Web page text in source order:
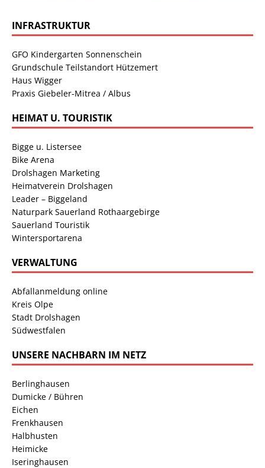
INFRASTRUKTUR
GFO Kindergarten Sonnenschein
Grundschule Teilstandort Hützemert
Haus Wigger
Praxis Giebeler-Mitrea / Albus
HEIMAT U. TOURISTIK
Bigge u. Listersee
Bike Arena
Drolshagen Marketing
Heimatverein Drolshagen
Leader – Biggeland
Naturpark Sauerland Rothaargebirge
Sauerland Touristik
Wintersportarena
VERWALTUNG
Abfallanmeldung online
Kreis Olpe
Stadt Drolshagen
Südwestfalen
UNSERE NACHBARN IM NETZ
Berlinghausen
Dumicke / Bühren
Eichen
Frenkhausen
Halbhusten
Heimicke
Iseringhausen